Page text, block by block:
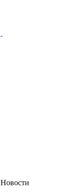
Новости